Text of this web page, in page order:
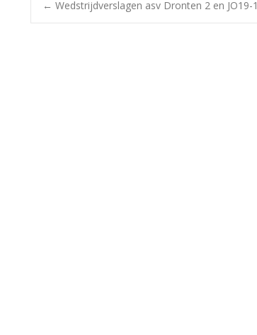
Bericht
← Wedstrijdverslagen asv Dronten 2 en JO19-1